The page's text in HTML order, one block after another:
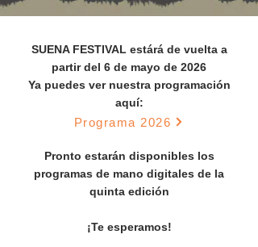
SUENA FESTIVAL estárá de vuelta a
partir del 6 de mayo de 2026
Ya puedes ver nuestra programación
aquí:
Pronto estarán disponibles los
programas de mano digitales de la
quinta edición
¡Te esperamos!
Programa 2026